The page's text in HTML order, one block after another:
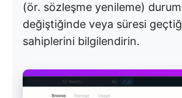
(ör. sözleşme yenileme)
değiştiğinde veya süresi
sahiplerini bilgilendirin.